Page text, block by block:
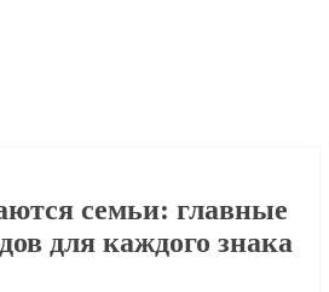
семьи: главные
для каждого знака